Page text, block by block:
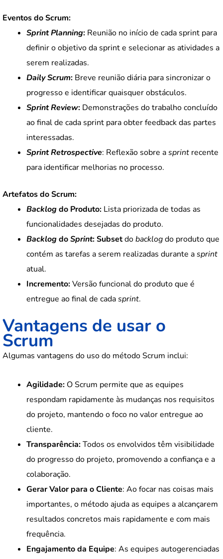
Eventos do Scrum:
Sprint Planning: Reunião no início de cada sprint para
definir o objetivo da sprint e selecionar as atividades a
serem realizadas.
Daily Scrum: Breve reunião diária para sincronizar o
progresso e identificar quaisquer obstáculos.
Sprint Review: Demonstrações do trabalho concluído
ao final de cada sprint para obter feedback das partes
interessadas.
Sprint Retrospective: Reflexão sobre asprint recente
para identificar melhorias no processo.
Artefatos do Scrum:
Backlog do Produto: Lista priorizada de todas as
funcionalidades desejadas do produto.
Backlog doSprint:Subsetdobacklogdo produto que
contém as tarefas a serem realizadas durante asprint
atual.
Incremento:Versão funcional do produto que é
entregue ao final de cadasprint.
Vantagens de usar o
Scrum
Algumas vantagens do uso do método Scrum inclui:
Agilidade: O Scrum permite que as equipes
respondam rapidamente às mudanças nos requisitos
do projeto, mantendo o foco no valor entregue ao
cliente.
Transparência:Todos os envolvidos têm visibilidade
do progresso do projeto, promovendo a confiança e a
colaboração.
Gerar Valor para o Cliente: Ao focar nas coisas mais
importantes, o método ajuda as equipes a alcançarem
resultados concretos mais rapidamente e com mais
frequência.
Engajamento da Equipe: As equipes autogerenciadas